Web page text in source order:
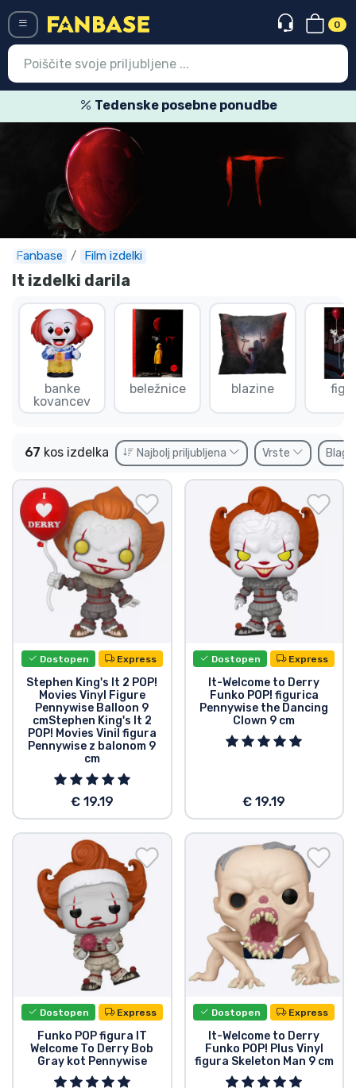
0
Tedenske posebne ponudbe
Fanbase Film izdelki
It izdelki darila
banke
kovancev
beležnice blazine
67 kos izdelka Najbolj priljubljena Vrste
Dostopen Express
Stephen King's It 2 POP!
Movies Vinyl Figure
Pennywise Balloon 9
cmStephen King's It 2
POP! Movies Vinil figura
Pennywise z balonom 9
cm
€ 19.19
Dostopen Express
It-Welcome to Derry
Funko POP! figurica
Pennywise the Dancing
Clown 9 cm
€ 19.19
Dostopen Express
Funko POP figura IT
Welcome To Derry Bob
Gray kot Pennywise
Dostopen Express
It-Welcome to Derry
Funko POP! Plus Vinyl
figura Skeleton Man 9 cm
Vstop
Najnovejsi izdelki
Prodajni izdelki
Ekspresna dostava
Prednaročila
Outlet izdelki
Dostava in plačilo
Tv serijske izdelki
Filmske izdelki
Risani izdelki
Anime izdelki
Gamer izdelki
Športne izdelki
Glasbene izdelki
Vrste izdelkov
Blagovne znamke